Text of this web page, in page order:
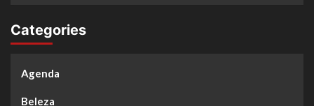
Categories
Agenda
Beleza